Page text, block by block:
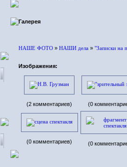
Галерея
НАШЕ ФОТО » НАШИ дела » "Записки на
Изображения:
(2 комментариев) (0
(0 комментариев) (0